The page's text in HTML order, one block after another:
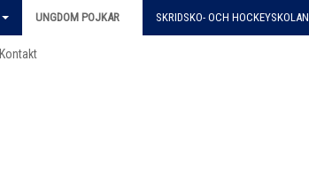
UNGDOM POJKAR SKRIDSKO- OCH HOCKEYSKOLAN
Kontakt